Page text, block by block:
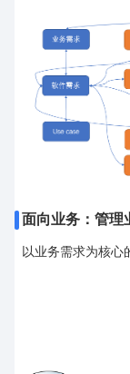
面向业务：管理
以业务需求为核心